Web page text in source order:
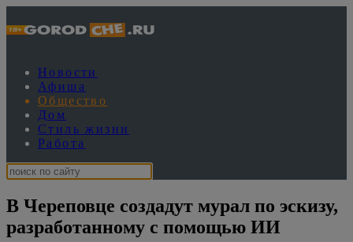
Новости
Афиша
Общество
Дом
Стиль жизни
Работа
В Череповце создадут мурал по эскизу,
разработанному с помощью ИИ